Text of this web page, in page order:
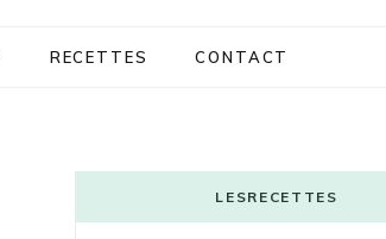
RECETTES CONTACT
LESRECETTES